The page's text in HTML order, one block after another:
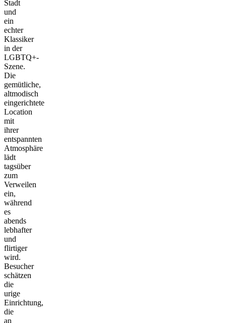
Stadt
und
ein
echter
Klassiker
in der
LGBTQ+-
Szene.
Die
gemütliche,
altmodisch
eingerichtete
Location
mit
ihrer
entspannten
Atmosphäre
lädt
tagsüber
zum
Verweilen
ein,
während
es
abends
lebhafter
und
flirtiger
wird.
Besucher
schätzen
die
urige
Einrichtung,
die
an